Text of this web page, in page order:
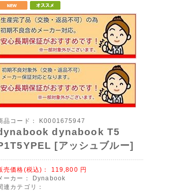
。
切らせていただきました。
3日(水)までの交通規制がございます。その為
されましても届かない可能性が高いと各配送業
品コード： K0001675947
dynabook T5
[アッシュブルー]
売価格(税込)： 119,800 円
ーカー：
Dynabook
連カテゴリ：